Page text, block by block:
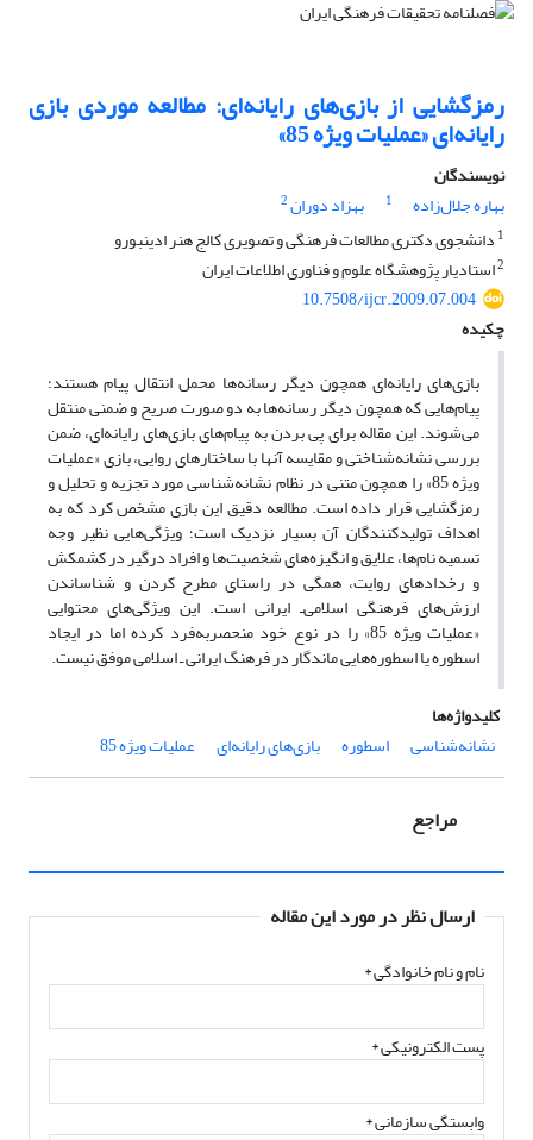
رمزگشایی از بازی‌های‌ رایانه‌ای: مطالعه موردی بازی‌
رایانه‌ای «عملیات ویژه 85»
نویسندگان
بهاره جلال‌زاده
1 بهزاد دوران2
1 دانشجوی دکتری مطالعات فرهنگی و تصویری کالج هنر ادینبورو
2استادیار پژوهشگاه علوم و فناوری اطلاعات ایران
10.7508/ijcr.2009.07.004
چکیده
بازی‌های رایانه‌ای همچون دیگر رسانه‌ها محمل انتقال پیام هستند؛
پیام‌هایی که همچون دیگر رسانه‌ها به دو صورت صریح و ضمنی منتقل
می‌شوند. این مقاله برای پی بردن به پیام‌های بازی‌های رایانه‌ای، ضمن
بررسی نشانه‌شناختی و مقایسه آنها با ساختارهای روایی، بازی‌ «عملیات
ویژه 85» را همچون متنی در نظام نشانه‌شناسی مورد تجزیه و تحلیل و
رمزگشایی قرار داده است. مطالعه دقیق این بازی مشخص کرد که به
اهداف تولیدکنندگان آن بسیار نزدیک است؛ ویژگی‌هایی نظیر وجه
تسمیه نام‌ها، علایق و انگیزه‌های شخصیت‌ها و افراد درگیر در کشمکش
و رخدادهای روایت، همگی در راستای مطرح کردن و شناساندن
ارزش‌های فرهنگی اسلامی‌ـ ایرانی است. این ویژگی‌های محتوایی
«عملیات ویژه 85» را در نوع خود منحصربه‌فرد کرده اما در ایجاد
اسطوره یا اسطوره‌هایی ماندگار در فرهنگ ایرانی ـ اسلامی موفق نیست.
کلیدواژه‌ها
نشانه‌شناسی
اسطوره بازی‌های رایانه‌ای عملیات ویژه 85
مراجع
ارسال نظر در مورد این مقاله
نام و نام خانوادگی*
پست الکترونیکی*
وابستگی سازمانی *